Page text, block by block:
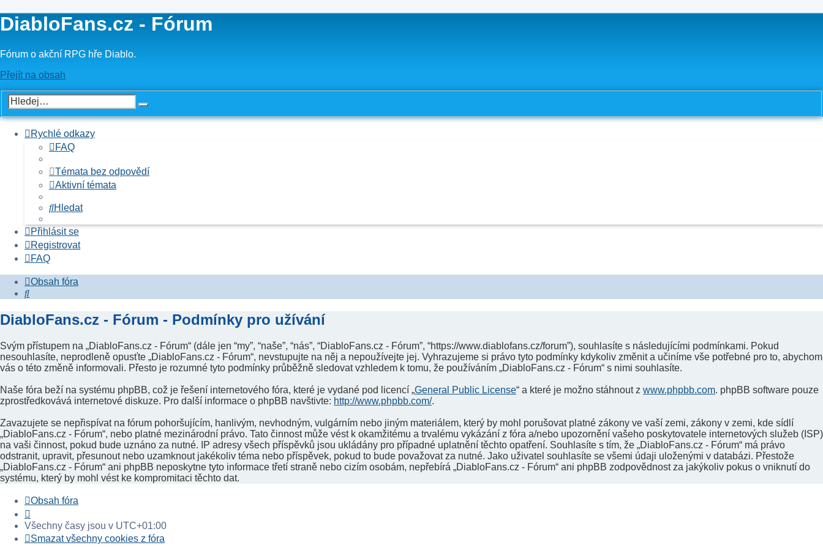
DiabloFans.cz - Fórum
Fórum o akční RPG hře Diablo.
Přejít na obsah
Rychlé odkazy
FAQ
Témata bez odpovědí
Aktivní témata
Hledat
Přihlásit se
Registrovat
FAQ
Obsah fóra
Hledat
DiabloFans.cz - Fórum - Podmínky pro užívání
Svým přístupem na „DiabloFans.cz - Fórum“ (dále jen “my”, “naše”, “nás”, “DiabloFans.cz - Fórum”, “https://www.diablofans.cz/forum”), souhlasíte s následujícími podmínkami. Pokud
nesouhlasíte, neprodleně opusťte „DiabloFans.cz - Fórum“, nevstupujte na něj a nepoužívejte jej. Vyhrazujeme si právo tyto podmínky kdykoliv změnit a učiníme vše potřebné pro to, abychom
vás o této změně informovali. Přesto je rozumné tyto podmínky průběžně sledovat vzhledem k tomu, že používáním „DiabloFans.cz - Fórum“ s nimi souhlasíte.
Naše fóra beží na systému phpBB, což je řešení internetového fóra, které je vydané pod licencí „General Public License“ a které je možno stáhnout z www.phpbb.com. phpBB software pouze
zprostředkovává internetové diskuze. Pro další informace o phpBB navštivte: http://www.phpbb.com/.
Zavazujete se nepřispívat na fórum pohoršujícím, hanlivým, nevhodným, vulgárním nebo jiným materiálem, který by mohl porušovat platné zákony ve vaší zemi, zákony v zemi, kde sídlí
„DiabloFans.cz - Fórum“, nebo platné mezinárodní právo. Tato činnost může vést k okamžitému a trvalému vykázání z fóra a/nebo upozornění vašeho poskytovatele internetových služeb (ISP)
na vaši činnost, pokud bude uznáno za nutné. IP adresy všech příspěvků jsou ukládány pro případné uplatnění těchto opatření. Souhlasíte s tím, že „DiabloFans.cz - Fórum“ má právo
odstranit, upravit, přesunout nebo uzamknout jakékoliv téma nebo příspěvek, pokud to bude považovat za nutné. Jako uživatel souhlasíte se všemi údaji uloženými v databázi. Přestože
„DiabloFans.cz - Fórum“ ani phpBB neposkytne tyto informace třetí straně nebo cizím osobám, nepřebírá „DiabloFans.cz - Fórum“ ani phpBB zodpovědnost za jakýkoliv pokus o vniknutí do
systému, který by mohl vést ke kompromitaci těchto dat.
Obsah fóra
Všechny časy jsou v UTC+01:00
Smazat všechny cookies z fóra